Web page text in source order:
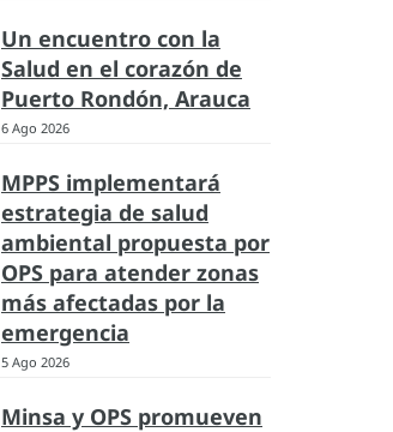
Un encuentro con la
Salud en el corazón de
Puerto Rondón, Arauca
6 Ago 2026
MPPS implementará
estrategia de salud
ambiental propuesta por
OPS para atender zonas
más afectadas por la
emergencia
5 Ago 2026
Minsa y OPS promueven